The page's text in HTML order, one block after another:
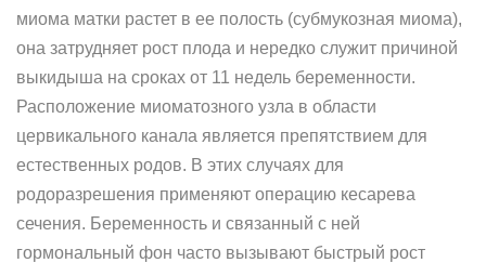
миома матки растет в ее полость (субмукозная миома),
она затрудняет рост плода и нередко служит причиной
выкидыша на сроках от 11 недель беременности.
Расположение миоматозного узла в области
цервикального канала является препятствием для
естественных родов. В этих случаях для
родоразрешения применяют операцию кесарева
сечения. Беременность и связанный с ней
гормональный фон часто вызывают быстрый рост